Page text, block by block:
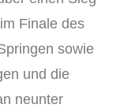
Finale des
sowie
und die
neunter